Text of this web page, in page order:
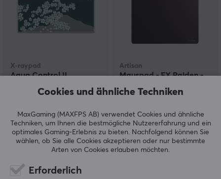
X-raypad
Aqua Control II
Green - XXL
(64)
24.90 € (44.95 €)
Artisan
Mauspad - FX Raiden -
Brown
(20)
74.90 €
SPARE
Cookies und ähnliche Techniken
MaxGaming (MAXFPS AB) verwendet Cookies und ähnliche
Techniken, um Ihnen die bestmögliche Nutzererfahrung und ein
optimales Gaming-Erlebnis zu bieten.
Nachfolgend können Sie
wählen, ob Sie alle Cookies akzeptieren oder nur bestimmte
Arten von Cookies erlauben möchten.
Erforderlich